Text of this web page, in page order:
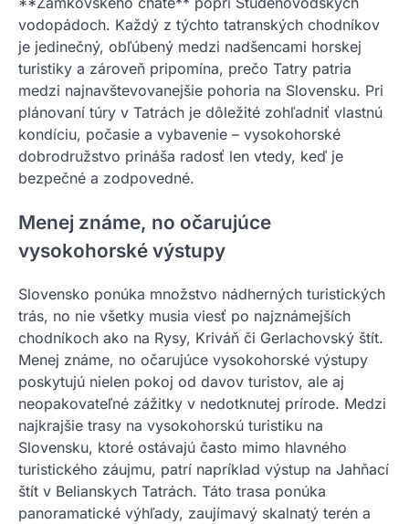
vodopádoch. Každý z týchto tatranských chodníkov
je jedinečný, obľúbený medzi nadšencami horskej
turistiky a zároveň pripomína, prečo Tatry patria
medzi najnavštevovanejšie pohoria na Slovensku. Pri
plánovaní túry v Tatrách je dôležité zohľadniť vlastnú
kondíciu, počasie a vybavenie – vysokohorské
dobrodružstvo prináša radosť len vtedy, keď je
bezpečné a zodpovedné.
Menej známe, no očarujúce
vysokohorské výstupy
Slovensko ponúka množstvo nádherných turistických
trás, no nie všetky musia viesť po najznámejších
chodníkoch ako na Rysy, Kriváň či Gerlachovský štít.
Menej známe, no očarujúce vysokohorské výstupy
poskytujú nielen pokoj od davov turistov, ale aj
neopakovateľné zážitky v nedotknutej prírode. Medzi
najkrajšie trasy na vysokohorskú turistiku na
Slovensku, ktoré ostávajú často mimo hlavného
turistického záujmu, patrí napríklad výstup na Jahňací
štít v Belianskych Tatrách. Táto trasa ponúka
panoramatické výhľady, zaujímavý skalnatý terén a